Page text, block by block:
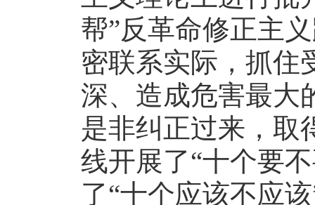
帮”反革命修正主
密联系实际，抓住
深、造成危害最大
是非纠正过来，取
线开展了“十个要
了“十个应该不应